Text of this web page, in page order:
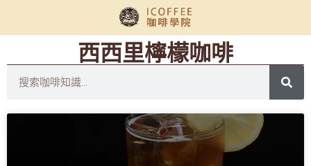
西西里檸檬咖啡